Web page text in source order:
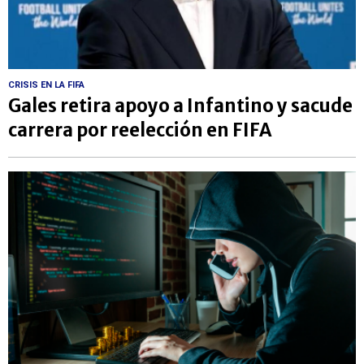
CRISIS EN LA FIFA
Gales retira apoyo a Infantino y sacude
carrera por reelección en FIFA